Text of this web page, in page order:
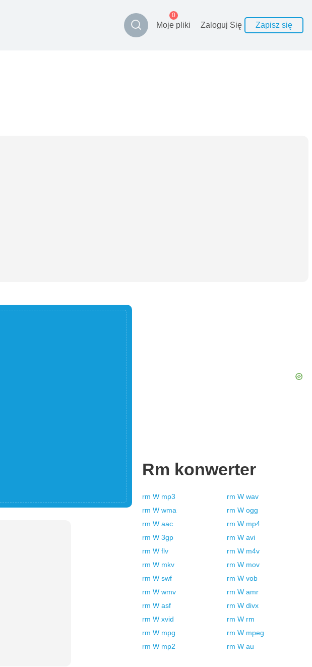
Moje pliki
0
Zaloguj Się Zapisz się
Rm konwerter
rm W mp3 rm W wav
rm W wma rm W ogg
rm W aac rm W mp4
rm W 3gp rm W avi
rm W flv rm W m4v
rm W mkv rm W mov
rm W swf rm W vob
rm W wmv rm W amr
rm W asf rm W divx
rm W xvid rm W rm
rm W mpg rm W mpeg
rm W mp2 rm W au